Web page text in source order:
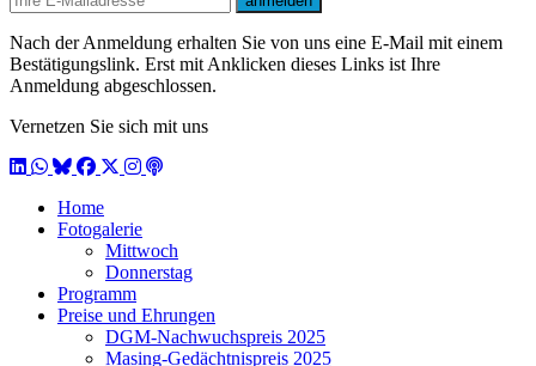
E-mail
Nach der Anmeldung erhalten Sie von uns eine E-Mail mit einem
Bestätigungslink. Erst mit Anklicken dieses Links ist Ihre
Home
Fotogalerie
Mittwoch
Donnerstag
Programm
Preise und Ehrungen
DGM-Nachwuchspreis 2025